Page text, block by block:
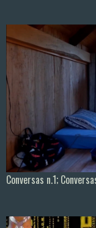
Conversas n.1;